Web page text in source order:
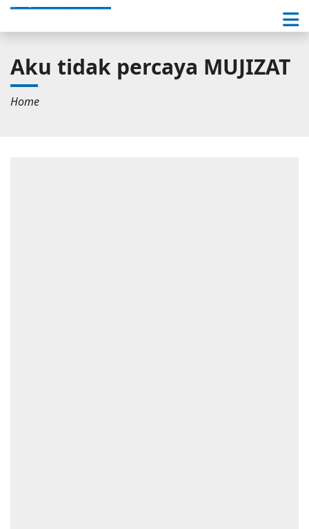
Aku tidak percaya MUJIZAT
Home